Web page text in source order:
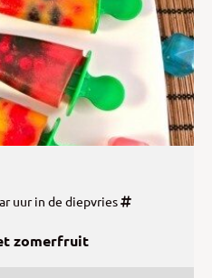
uur in de diepvries
zomerfruit